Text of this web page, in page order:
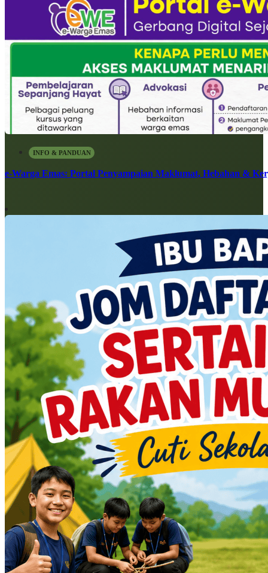
INFO & PANDUAN
e-Warga Emas: Portal Penyampaian Maklumat, Hebahan &